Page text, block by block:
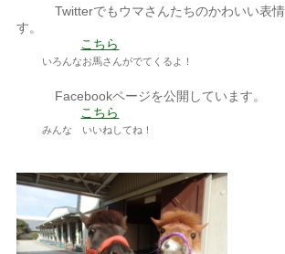
Twitterでもウマさんたちのかわいい表情
す。
こちら
いろんなお馬さんがでてくるよ！
Facebookページを公開しています。
こちら
みんな いいねしてね！